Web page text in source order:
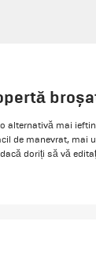
alternativă mai
de manevrat, mai
doriți să vă